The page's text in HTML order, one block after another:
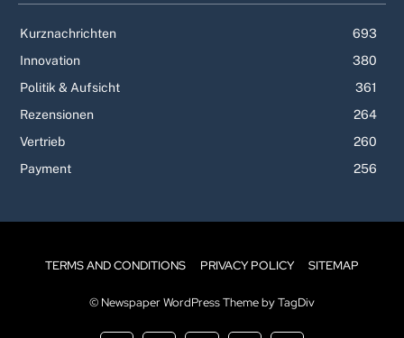
Kurznachrichten
693
Innovation
380
Politik & Aufsicht
361
Rezensionen
264
Vertrieb
260
Payment
256
TERMS AND CONDITIONS PRIVACY POLICY SITEMAP
© Newspaper WordPress Theme by TagDiv